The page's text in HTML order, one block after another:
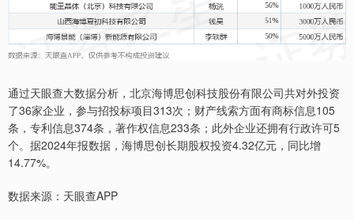
通过天眼查大数据分析，北京海博思创科技股份有限公司共对外投资
了36家企业，参与招投标项目313次；财产线索方面有商标信息105
条，专利信息374条，著作权信息233条；此外企业还拥有行政许可5
个。据2024年报数据，海博思创长期股权投资4.32亿元，同比增
14.77%。
数据来源：天眼查APP